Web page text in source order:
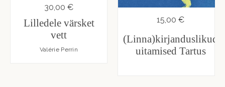
30,00 €
Lilledele värsket
vett
Valérie Perrin
15,00 €
(Linna)kirjanduslikud
uitamised Tartus